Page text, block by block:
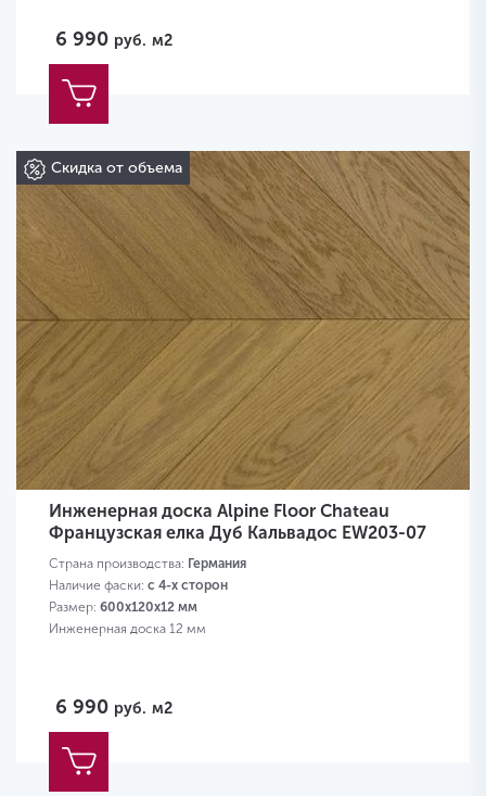
6 990 руб. м2
Скидка от объема
Инженерная доска Alpine Floor Chateau
Французская елка Дуб Кальвадос EW203-07
Страна производства: Германия
Наличие фаски: с 4-х сторон
Размер: 600х120х12 мм
Инженерная доска 12 мм
6 990 руб. м2